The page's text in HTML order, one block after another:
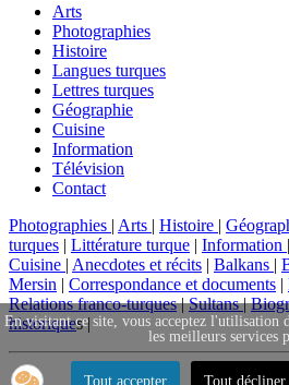
Arts
Photographies
Histoire
Langues turques
Lettres turques
Géographie
Cuisine
Information
Télévision
Contact
Photographies | Arts | Histoire |
turques | Littérature turque | Information |
Cuisine | Anecdotes et récits | Balkans |
Mersin | Correspondance et documents |
Relations franco-turques|Sultans|
historiques |
En visitant ce site, vous acceptez l'utilisation
les meilleurs services
Tout accepter Tout décliner